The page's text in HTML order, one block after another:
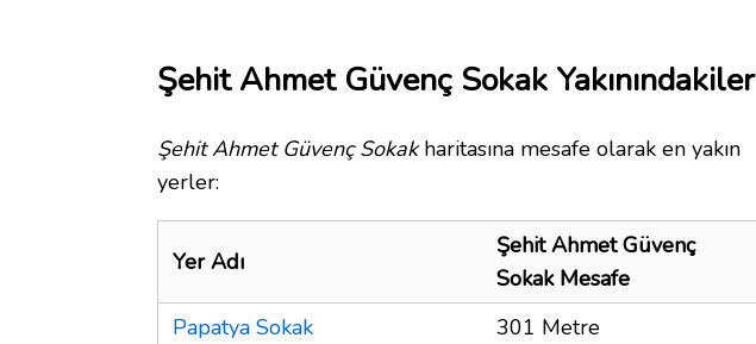
Şehit Ahmet Güvenç Sokak Yakınındakiler
Şehit Ahmet Güvenç Sokakharitasına mesafe olarak en yakın
yerler:
Yer Adı
Şehit Ahmet Güvenç
Sokak Mesafe
Papatya Sokak
301 Metre